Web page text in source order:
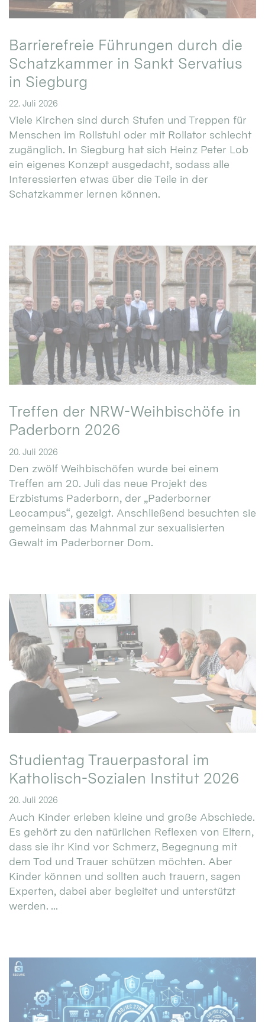
Barrierefreie Führungen durch die
Schatzkammer in Sankt Servatius
in Siegburg
22. Juli 2026
Viele Kirchen sind durch Stufen und Treppen für
Menschen im Rollstuhl oder mit Rollator schlecht
zugänglich. In Siegburg hat sich Heinz Peter Lob
ein eigenes Konzept ausgedacht, sodass alle
Interessierten etwas über die Teile in der
Schatzkammer lernen können.
Treffen der NRW-Weihbischöfe in
Paderborn 2026
20. Juli 2026
Den zwölf Weihbischöfen wurde bei einem
Treffen am 20. Juli das neue Projekt des
Erzbistums Paderborn, der „Paderborner
Leocampus“, gezeigt. Anschließend besuchten sie
gemeinsam das Mahnmal zur sexualisierten
Gewalt im Paderborner Dom.
Studientag Trauerpastoral im
Katholisch-Sozialen Institut 2026
20. Juli 2026
Auch Kinder erleben kleine und große Abschiede.
Es gehört zu den natürlichen Reflexen von Eltern,
dass sie ihr Kind vor Schmerz, Begegnung mit
dem Tod und Trauer schützen möchten. Aber
Kinder können und sollten auch trauern, sagen
Experten, dabei aber begleitet und unterstützt
werden. ...